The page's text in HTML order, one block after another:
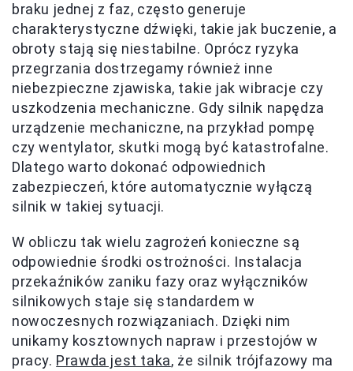
braku jednej z faz, często generuje
charakterystyczne dźwięki, takie jak buczenie, a
obroty stają się niestabilne. Oprócz ryzyka
przegrzania dostrzegamy również inne
niebezpieczne zjawiska, takie jak wibracje czy
uszkodzenia mechaniczne. Gdy silnik napędza
urządzenie mechaniczne, na przykład pompę
czy wentylator, skutki mogą być katastrofalne.
Dlatego warto dokonać odpowiednich
zabezpieczeń, które automatycznie wyłączą
silnik w takiej sytuacji.
W obliczu tak wielu zagrożeń konieczne są
odpowiednie środki ostrożności. Instalacja
przekaźników zaniku fazy oraz wyłączników
silnikowych staje się standardem w
nowoczesnych rozwiązaniach. Dzięki nim
unikamy kosztownych napraw i przestojów w
pracy. Prawda jest taka, że silnik trójfazowy ma